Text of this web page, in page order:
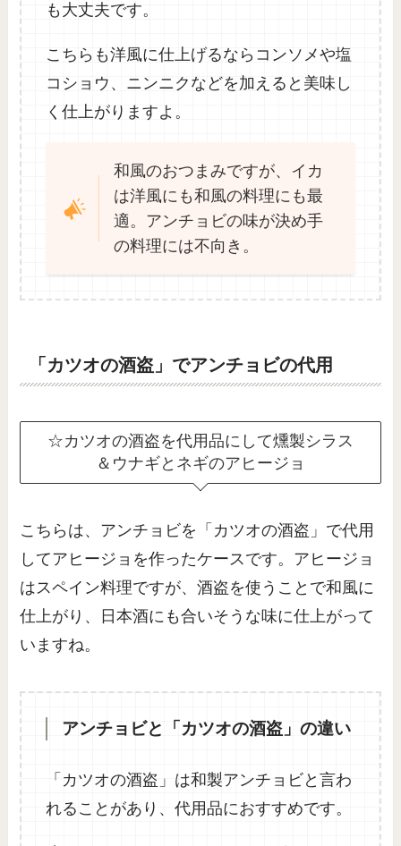
も大丈夫です。
こちらも洋風に仕上げるならコンソメや塩
コショウ、ニンニクなどを加えると美味し
く仕上がりますよ。
和風のおつまみですが、イカ
は洋風にも和風の料理にも最
適。アンチョビの味が決め手
の料理には不向き。
「カツオの酒盗」でアンチョビの代用
☆カツオの酒盗を代用品にして燻製シラス
＆ウナギとネギのアヒージョ
こちらは、アンチョビを「カツオの酒盗」で代用
してアヒージョを作ったケースです。アヒージョ
はスペイン料理ですが、酒盗を使うことで和風に
仕上がり、日本酒にも合いそうな味に仕上がって
いますね。
アンチョビと「カツオの酒盗」の違い
「カツオの酒盗」は和製アンチョビと言わ
れることがあり、代用品におすすめです。